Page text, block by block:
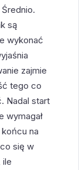
są
wykonać
zajmie
tego co
Nadal start
wymagał
na
się w
ile